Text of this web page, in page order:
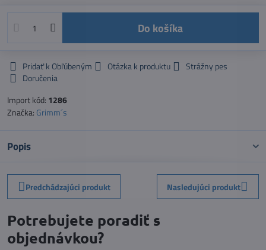
Do košíka
Pridať k Obľúbeným Otázka k produktu
Strážny pes
Doručenia
Import kód: 1286
Značka: Grimm´s
Popis
Predchádzajúci produkt Nasledujúci produkt
Potrebujete poradiť s
objednávkou?